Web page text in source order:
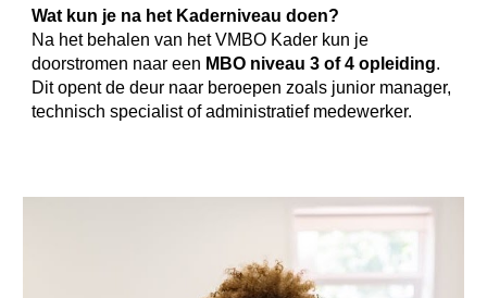
Wat kun je na het Kaderniveau doen?
Na het behalen van het VMBO Kader kun je
doorstromen naar een MBO niveau 3 of 4 opleiding.
Dit opent de deur naar beroepen zoals junior manager,
technisch specialist of administratief medewerker.